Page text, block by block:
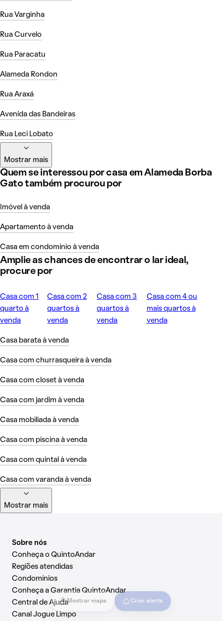
Mostrar mapa Criar alerta
Rua Varginha
Rua Curvelo
Rua Paracatu
Alameda Rondon
Rua Araxá
Avenida das Bandeiras
Rua Leci Lobato
Mostrar mais
Quem se interessou por casa em Alameda Borba
Gato também procurou por
Imóvel à venda
Apartamento à venda
Casa em condomínio à venda
Amplie as chances de encontrar o lar ideal,
procure por
Casa com 1
quarto à
venda
Casa com 2
quartos à
venda
Casa com 3
quartos à
venda
Casa com 4 ou
mais quartos à
venda
Casa barata à venda
Casa com churrasqueira à venda
Casa com closet à venda
Casa com jardim à venda
Casa mobiliada à venda
Casa com piscina à venda
Casa com quintal à venda
Casa com varanda à venda
Mostrar mais
Sobre nós
Conheça o QuintoAndar
Regiões atendidas
Condomínios
Conheça a Garantia QuintoAndar
Central de Ajuda
Canal Jogue Limpo